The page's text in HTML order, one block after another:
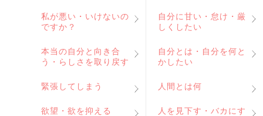
私が悪い・いけないの
ですか？
自分に甘い・怠け・厳
しくしたい
本当の自分と向き合
う・らしさを取り戻す
自分とは・自分を何と
かしたい
緊張してしまう 人間とは何
欲望・欲を抑える
人を見下す・バカにす